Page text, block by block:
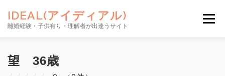
IDEAL(アイディアル)
離婚経験・子供有り・理解者が出逢うサイト
メニュー
お相手を探す
望 36歳